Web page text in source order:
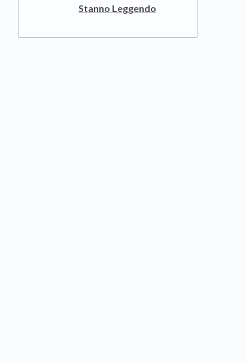
Stanno Leggendo